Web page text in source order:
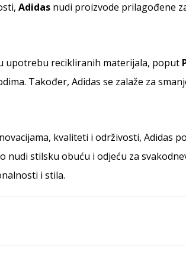
Adidasnudi proizvode prilagođene
upotrebu recikliranih materijala, poput
Također, Adidas se zalaže za
kvaliteti i održivosti, Adidas
stilsku obuću i odjeću za
i stila.